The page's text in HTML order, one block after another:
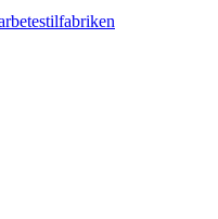
stilfabriken